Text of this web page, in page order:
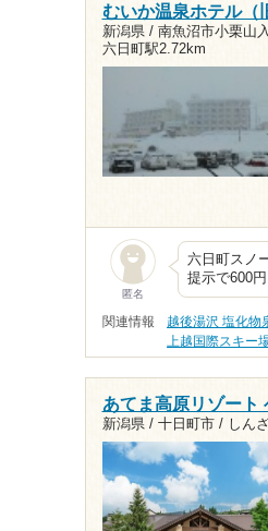
むいか温泉ホテル（
新潟県 / 南魚沼市小栗山
六日町駅2.72km
匿名
六日町スノ
提示で600
関連情報 越後湯沢 塩化物
上越国際スキー
あてま高原リゾート
新潟県 / 十日町市 / しん